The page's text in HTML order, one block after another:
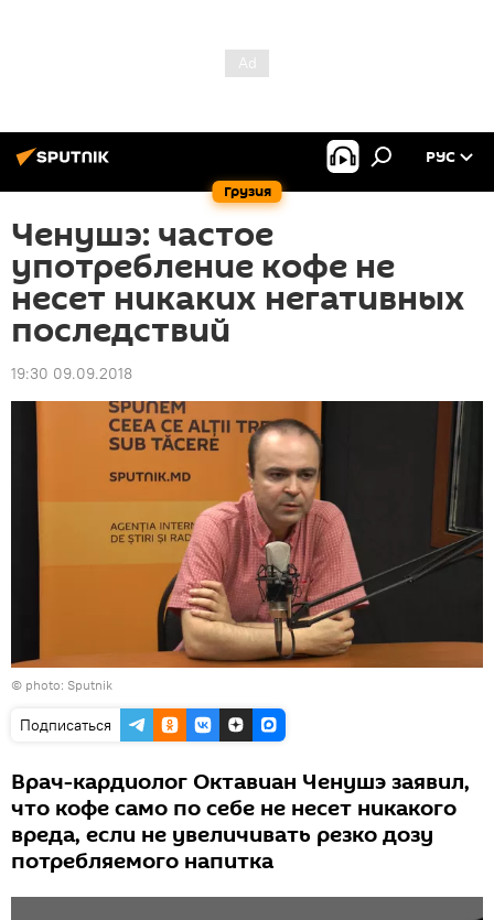
Грузия
РУС
Ченушэ: частое
употребление кофе не
несет никаких негативных
последствий
19:30 09.09.2018
© photo: Sputnik
Подписаться
Врач-кардиолог Октавиан Ченушэ заявил,
что кофе само по себе не несет никакого
вреда, если не увеличивать резко дозу
потребляемого напитка